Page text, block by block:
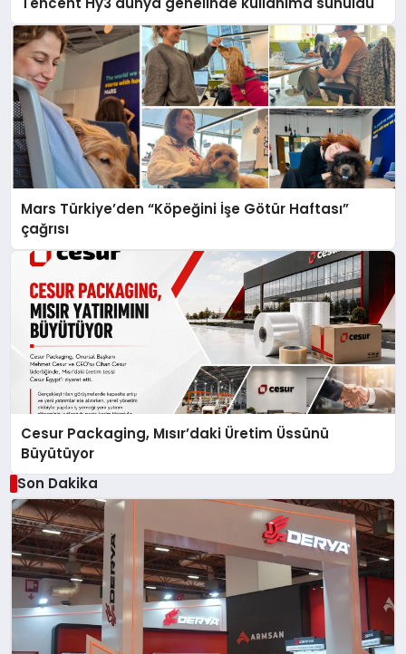
Mars Türkiye’den “Köpeğini İşe Götür Haftası”
çağrısı
Cesur Packaging, Mısır’daki Üretim Üssünü
Büyütüyor
Son Dakika